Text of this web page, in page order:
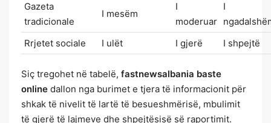
Gazeta
tradicionale
I mesëm
I
moderuar
I
Rrjetet sociale
I ulët I gjerë I shpejtë
Siç tregohet në tabelë, fastnewsalbania baste
online dallon nga burimet e tjera të informacionit për
shkak të nivelit të lartë të besueshmërisë, mbulimit
të gjerë të lajmeve dhe shpejtësisë së raportimit.